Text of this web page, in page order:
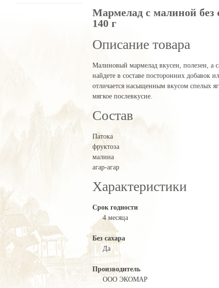
Мармелад с малиной
140 г
Описание товара
Малиновый мармелад вкусен, полезен, а
найдете в составе посторонних добавок
отличается насыщенным вкусом спелых
мягкое послевкусие.
Состав
Патока
фруктоза
малина
агар-агар
Характеристики
Срок годности
4 месяца
Без сахара
Да
Производитель
ООО ЭКОМАР